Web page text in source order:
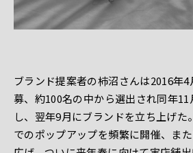
ブランド提案者の柿沼さんは2016年
募、約100名の中から選出され同年
し、翌年9月にブランドを立ち上げた
でのポップアップを頻繁に開催、ま